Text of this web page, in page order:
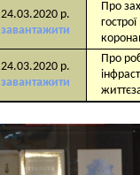
24.03.2020 р.
завантажити
Про
24.03.2020 р.
завантажити
Про